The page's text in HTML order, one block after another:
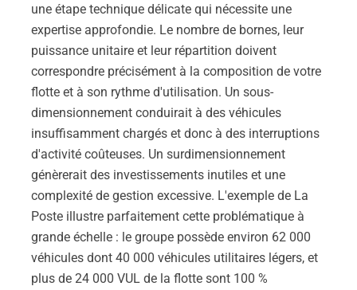
une étape technique délicate qui nécessite une
expertise approfondie. Le nombre de bornes, leur
puissance unitaire et leur répartition doivent
correspondre précisément à la composition de votre
flotte et à son rythme d'utilisation. Un sous-
dimensionnement conduirait à des véhicules
insuffisamment chargés et donc à des interruptions
d'activité coûteuses. Un surdimensionnement
génèrerait des investissements inutiles et une
complexité de gestion excessive. L'exemple de La
Poste illustre parfaitement cette problématique à
grande échelle : le groupe possède environ 62 000
véhicules dont 40 000 véhicules utilitaires légers, et
plus de 24 000 VUL de la flotte sont 100 %